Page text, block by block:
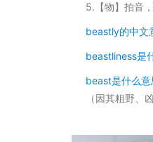
5.【物】拍音
beastly的中文
beastliness是
beast是什么
（因其粗野